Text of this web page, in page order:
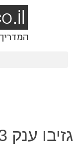
גזיבו ענק 3X3 מטר